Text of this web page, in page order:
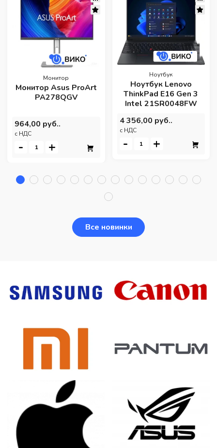
Монитор
Монитор Asus ProArt
PA278QGV
964,00 руб..
c НДС
- +
Ноутбук
Ноутбук Lenovo
ThinkPad E16 Gen 3
Intel 21SR0048FW
4 356,00 руб..
c НДС
- +
Все новинки